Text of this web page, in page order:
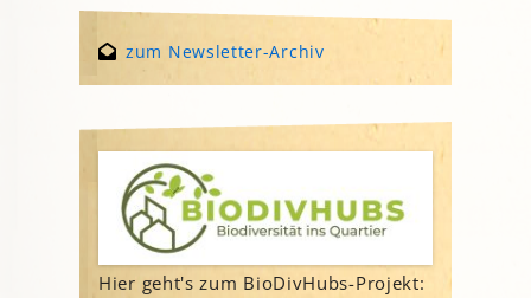
zum Newsletter-Archiv
Hier geht's zum BioDivHubs-Projekt: